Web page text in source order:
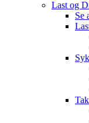
Last og
Se